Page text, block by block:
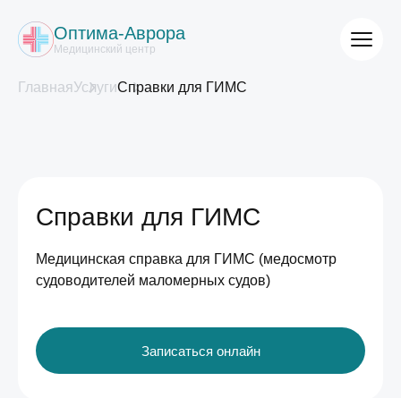
Оптима-Аврора
Медицинский центр
ГлавнаяУслугиСправки для ГИМС
Справки для ГИМС
Медицинская справка для ГИМС (медосмотр
судоводителей маломерных судов)
Записаться онлайн